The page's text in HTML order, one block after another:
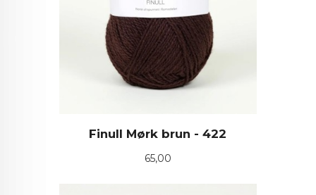
Finull Mørk brun - 422
Pris
65,00